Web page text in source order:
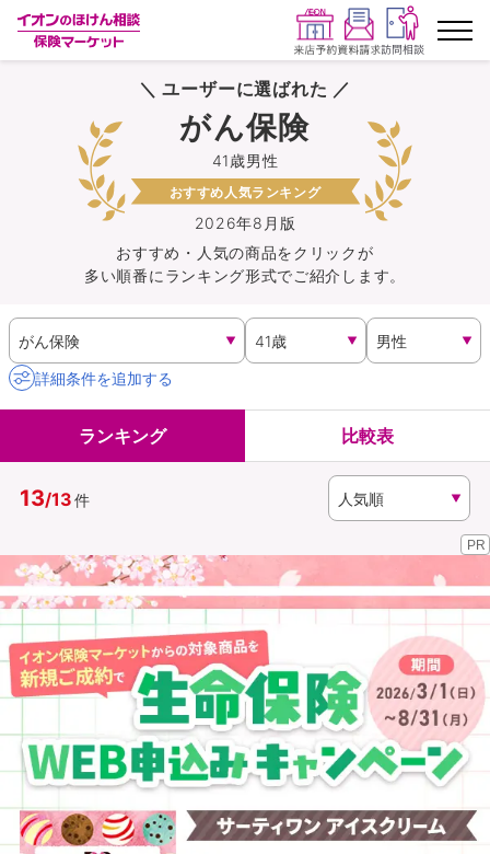
ランキングから探す
保険を比較する
保険会社から探す
イオンカード会員さま専用保険
キャンペーン一覧
イオングループ従業員さま向け
資料請求
（無料）
訪問相談
イオンカード会員さま専用保険
＼ ユーザーに選ばれた ／
2026年8月版
41歳男性
がん保険
おすすめ人気ランキング
おすすめ・人気の商品をクリックが
多い順番にランキング形式でご紹介します。
詳細条件を追加する
ランキング 比較表
13/13件
PR